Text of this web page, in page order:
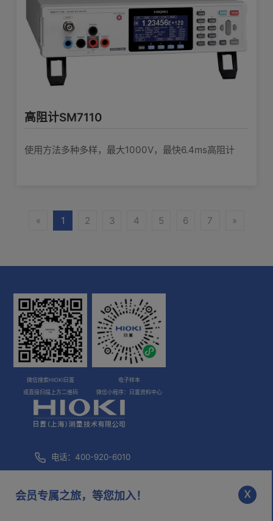
会员专属之旅，等您加入！ x
高阻计SM7110
使用方法多种多样，最大1000V，最快6.4ms高阻计
« 1 2 3 4 5 6 7 »
微信搜索HIOKI日置
或直接扫描上方二维码
电子样本
微信小程序：日置资料中心
电话：400-920-6010
市场部邮箱：mkt@hioki.com.cn